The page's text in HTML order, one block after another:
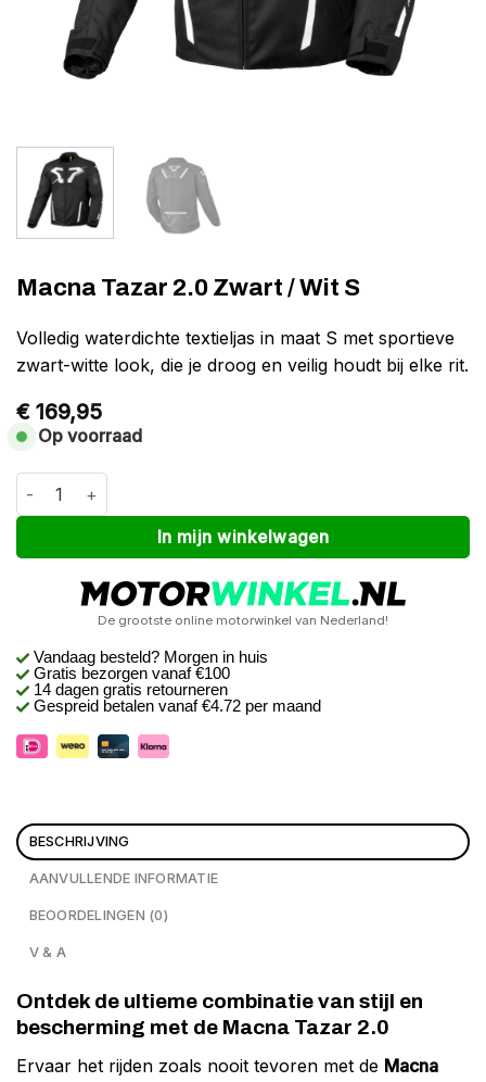
Macna Tazar 2.0 Zwart / Wit S
Volledig waterdichte textieljas in maat S met sportieve
zwart-witte look, die je droog en veilig houdt bij elke rit.
€ 169,95
Op voorraad
Macna Tazar 2.0 Zwart / Wit S aantal
In mijn winkelwagen
Alternative:
De grootste online motorwinkel van Nederland!
Vandaag besteld? Morgen in huis
Gratis bezorgen vanaf €100
14 dagen gratis retourneren
Gespreid betalen vanaf €4.72 per maand
BESCHRIJVING
AANVULLENDE INFORMATIE
BEOORDELINGEN (0)
V & A
Ontdek de ultieme combinatie van stijl en
bescherming met de Macna Tazar 2.0
Ervaar het rijden zoals nooit tevoren met de Macna